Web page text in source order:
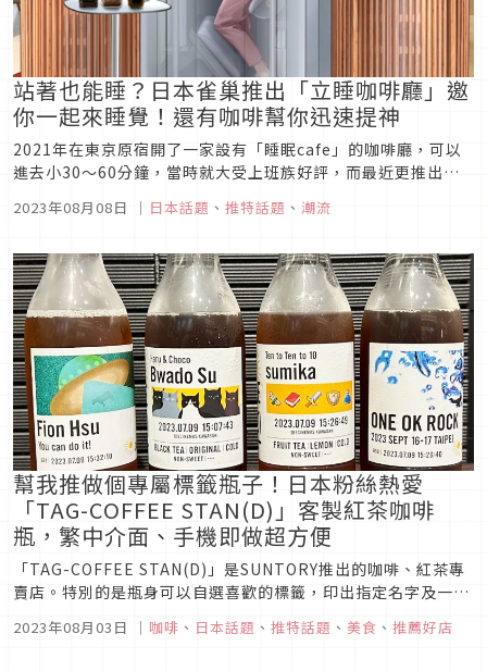
站著也能睡？日本雀巢推出「立睡咖啡廳」邀
你一起來睡覺！還有咖啡幫你迅速提神
2021年在東京原宿開了一家設有「睡眠cafe」的咖啡廳，可以
進去小30～60分鐘，當時就大受上班族好評，而最近更推出了
睡覺都要站著睡，可見日本人的時間有多珍貴！
2023年08月08日 ｜ 日本話題 、 推特話題 、 潮流
幫我推做個專屬標籤瓶子！日本粉絲熱愛
「TAG-COFFEE STAN(D)」客製紅茶咖啡
瓶，繁中介面、手機即做超方便
「TAG-COFFEE STAN(D)」是SUNTORY推出的咖啡、紅茶專
賣店。特別的是瓶身可以自選喜歡的標籤，印出指定名字及一句
友也能用手機輕鬆製作。目前7家分店都設在電影院內，因此也
2023年08月03日 ｜ 咖啡 、 日本話題 、 推特話題 、 美食 、 推薦好店